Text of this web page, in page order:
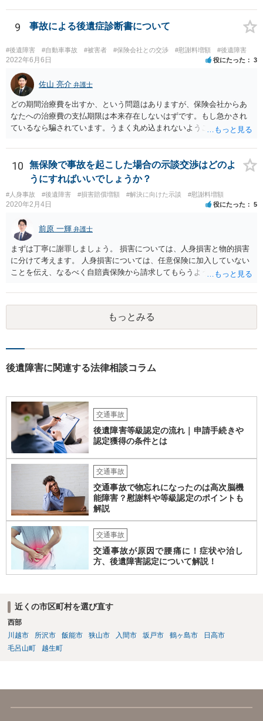
果と認定理由書も相手方任意保険会社から入手できる可能性がありま
す。 これらが難しくても、通院していた病院のカルテを取り付けるこ
と等で代替が可能な場合もあります。 事故からどの程度期間が経過し
ているがが定かではありませんが、昨年４月から既に１年半年程度経
過しており、時効なども意識しながら対応をしておきたいところで
す。 待っていても事態が打開しない可能性もあるため、依頼の対応が
可能な弁護士に個別に問い合わせ、上記の方法等を参考に進め方を相
談してみるのが望ましいかもしれません。
9 事故による後遺症診断書について
#後遺障害 #自動車事故 #被害者 #保険会社との交渉 #慰謝料増額 #後遺障害
2022年6月6日 役にたった 3
佐山 亮介 弁護士
どの期間治療費を出すか、という問題はありますが、保険会社からあ
なたへの治療費の支払期限は本来存在しないはずです。もし急かされ
ているなら騙されています。うまく丸め込まれないようご注意下さ
せんが、受診したならば提出すべきです。
10
無保険で事故を起こした場合の示談交渉はどのよ
うにすればいいでしょうか？
#人身事故 #後遺障害 #損害賠償増額 #解決に向けた示談 #慰謝料増額
2020年2月4日 役にたった 5
前原 一輝 弁護士
まずは丁寧に謝罪しましょう。 損害については、人身損害と物的損害
に分けて考えます。 人身損害については、任意保険に加入していない
ことを伝え、なるべく自賠責保険から請求してもらうようお願いして
願いしてください。 物的損害については、請求の根拠を精査する必要
があり、写真や見積書を送ってもらい、請求金額が正当化をちゃんと
チェックする必要があります。 相談者様の資力がどれだけあるのかは
分かりませんが、資力に応じた対応をして行くほかありません。 訴訟
ャラクターの問題もあるので、どうすればよいのかという正解はあり
合によっては交渉を任せた方がいいかもしれません。
もっとみる
後遺障害に関連する法律相談コラム
交通事故
後遺障害等級認定の流れ｜申請手続きや
認定獲得の条件とは
交通事故
交通事故で物忘れになったのは高次脳機
能障害？慰謝料や等級認定のポイントも
解説
交通事故
交通事故が原因で腰痛に！症状や治し
方、後遺障害認定について解説！
近くの市区町村を選び直す
西部
川越市
所沢市 飯能市 狭山市 入間市 坂戸市 鶴ヶ島市
日高市
毛呂山町
越生町